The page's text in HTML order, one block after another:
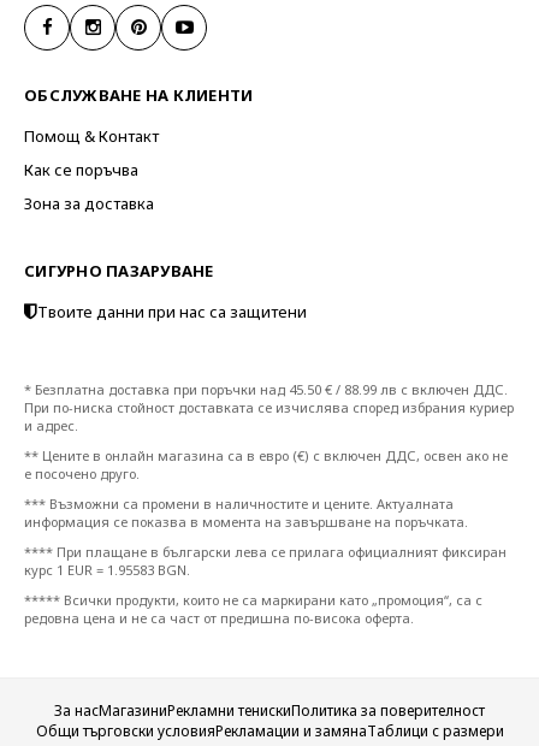
ОБСЛУЖВАНЕ НА КЛИЕНТИ
Помощ & Контакт
Как се поръчва
Зона за доставка
СИГУРНО ПАЗАРУВАНЕ
Твоите данни при нас са защитени
* Безплатна доставка при поръчки над 45.50 € / 88.99 лв с включен ДДС.
При по-ниска стойност доставката се изчислява според избрания куриер
и адрес.
** Цените в онлайн магазина са в евро (€) с включен ДДС, освен ако не
е посочено друго.
*** Възможни са промени в наличностите и цените. Актуалната
информация се показва в момента на завършване на поръчката.
**** При плащане в български лева се прилага официалният фиксиран
курс 1 EUR = 1.95583 BGN.
***** Всички продукти, които не са маркирани като „промоция“, са с
редовна цена и не са част от предишна по-висока оферта.
За насМагазиниРекламни тенискиПолитика за поверителност
Общи търговски условияРекламации и замянаТаблици с размери